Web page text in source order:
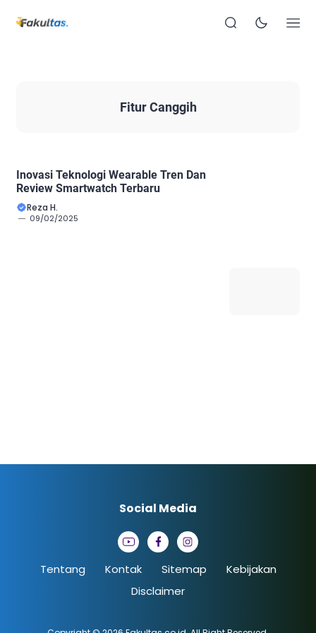
Fitur Canggih
Inovasi Teknologi Wearable Tren Dan
Review Smartwatch Terbaru
Reza H.
09/02/2025
Tentang Kontak Sitemap
Kebijakan
Disclaimer
Social Media